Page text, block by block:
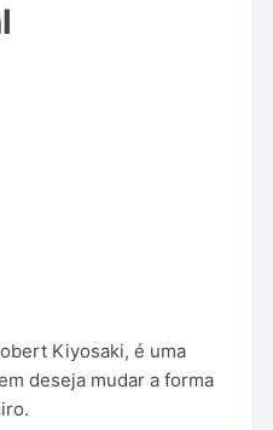
Kiyosaki, é uma
deseja mudar a forma